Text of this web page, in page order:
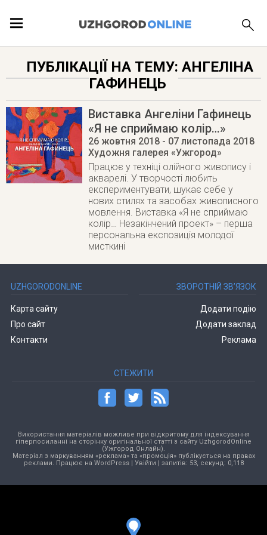
ПУБЛІКАЦІЇ
ПУБЛІКАЦІЇ НА ТЕМУ: АНГЕЛІНА
ГАФИНЕЦЬ
Виставка Ангеліни Гафинець
«Я не сприймаю колір…»
26 жовтня 2018 - 07 листопада 2018
Художня галерея «Ужгород»
Працює у техніці олійного живопису і
акварелі. У творчості любить
експериментувати, шукає себе у
нових стилях та засобах живописного
мовлення. Виставка «Я не сприймаю
колір… Незакінчений проект» – перша
персональна експозиція молодої
мисткині
UZHGORODONLINE
Карта сайту
Про сайт
Контакти
ЗВОРОТНІЙ ЗВ’ЯЗОК
Додати подію
Додати заклад
Реклама
СТЕЖИТИ
Використання матеріалів можливе при відкритому для індексування
гіперпосиланні на сторінку оригінальної статті з сайту UzhgorodOnline
(Ужгород Онлайн).
Матеріал з маркуванням «реклама» та «промоція» публікується на правах
реклами. Працює на WordPress| Увійти | запитів: 53, секунд: 0,118